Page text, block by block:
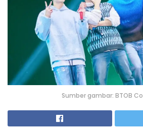
Sumber gambar: BTOB